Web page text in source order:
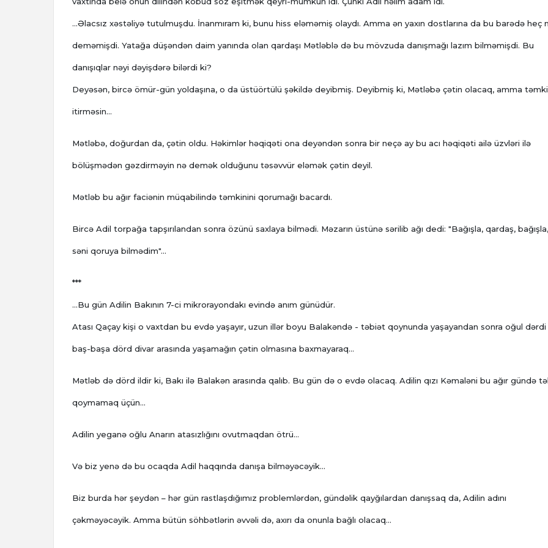
...Əlacsız xəstəliyə tutulmuşdu. İnanmıram ki, bunu hiss eləməmiş olaydı. Amma ən yaxın dostlarına da bu barədə heç
deməmişdi. Yatağa düşəndən daim yanında olan qardaşı Mətləblə də bu mövzuda danışmağı lazım bilməmişdi. Bu
danışıqlar nəyi dəyişdərə bilərdi ki?
Deyəsən, bircə ömür-gün yoldaşına, o da üstüörtülü şəkildə deyibmiş. Deyibmiş ki, Mətləbə çətin olacaq, amma
itirməsin...
Mətləbə, doğurdan da, çətin oldu. Həkimlər həqiqəti ona deyəndən sonra bir neçə ay bu acı həqiqəti ailə üzvləri ilə
bölüşmədən gəzdirməyin nə demək olduğunu təsəvvür eləmək çətin deyil.
Mətləb bu ağır faciənin müqabilində təmkinini qorumağı bacardı.
Bircə Adil torpağa tapşırılandan sonra özünü saxlaya bilmədi. Məzarın üstünə sərilib ağı dedi: "Bağışla, qardaş, bağışla,
səni qoruya bilmədim"...
***
...Bu gün Adilin Bakının 7-ci mikrorayondakı evində anım günüdür.
Atası Qaçay kişi o vaxtdan bu evdə yaşayır, uzun illər boyu Balakəndə - təbiət qoynunda yaşayandan sonra oğul dərdi
baş-başa dörd divar arasında yaşamağın çətin olmasına baxmayaraq...
Mətləb də dörd ildir ki, Bakı ilə Balakən arasında qalıb. Bu gün də o evdə olacaq. Adilin qızı Kəmaləni bu ağır gündə
qoymamaq üçün...
Adilin yeganə oğlu Anarın atasızlığını ovutmaqdan ötrü...
Və biz yenə də bu ocaqda Adil haqqında danışa bilməyəcəyik...
Biz burda hər şeydən – hər gün rastlaşdığımız problemlərdən, gündəlik qayğılardan danışsaq da, Adilin adını
çəkməyəcəyik. Amma bütün söhbətlərin əvvəli də, axırı da onunla bağlı olacaq...